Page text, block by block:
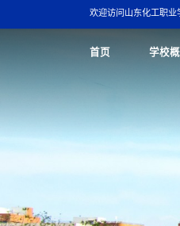
欢迎访问山东化工职业
首页 学校